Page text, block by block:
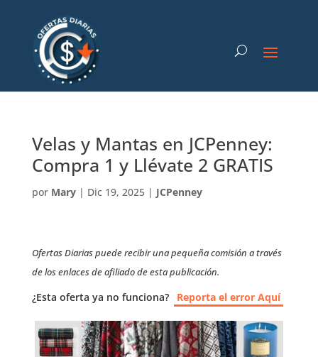
Velas y Mantas en JCPenney:
Compra 1 y Llévate 2 GRATIS
por Mary| Dic 19, 2025| JCPenney
Ofertas Diarias puede recibir una pequeña comisión a través
de los enlaces de afiliado de esta publicación.
¿Esta oferta ya no funciona? Reporta el error Aquí